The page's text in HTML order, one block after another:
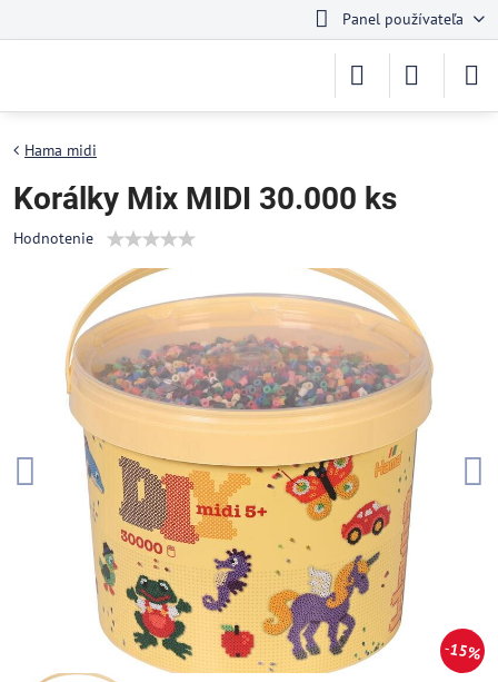
Panel používateľa
15%
Hama midi
Korálky Mix MIDI 30.000 ks
Hodnotenie